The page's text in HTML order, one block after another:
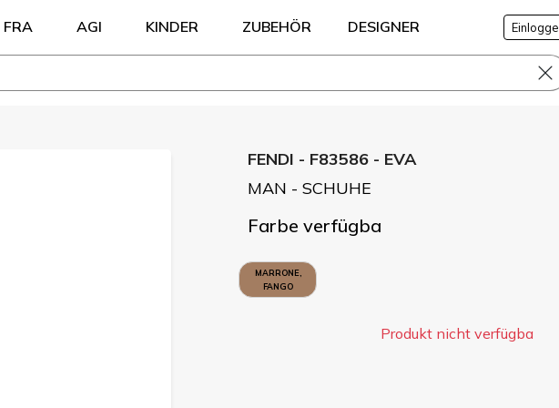
FRA AGI KINDER ZUBEHÖR DESIGNER Einlogge
FENDI - F83586 - EVA
MAN - SCHUHE
Farbe verfügba
MARRONE,
FANGO
Produkt nicht verfügba